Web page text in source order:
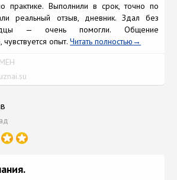
практике. Выполнили в срок, точно по
реальный отзыв, дневник. Здал без
— очень помогли. Общение
опыт.Читать полностью